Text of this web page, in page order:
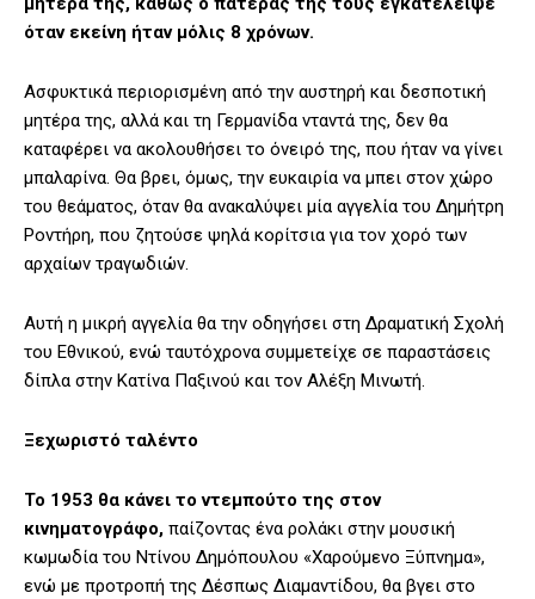
όταν εκείνη ήταν μόλις 8 χρόνων.
Ασφυκτικά περιορισμένη από την αυστηρή και δεσποτική
μητέρα της, αλλά και τη Γερμανίδα νταντά της, δεν θα
καταφέρει να ακολουθήσει το όνειρό της, που ήταν να γίνει
μπαλαρίνα. Θα βρει, όμως, την ευκαιρία να μπει στον χώρο
του θεάματος, όταν θα ανακαλύψει μία αγγελία του Δημήτρη
Ροντήρη, που ζητούσε ψηλά κορίτσια για τον χορό των
αρχαίων τραγωδιών.
Αυτή η μικρή αγγελία θα την οδηγήσει στη Δραματική Σχολή
του Εθνικού, ενώ ταυτόχρονα συμμετείχε σε παραστάσεις
δίπλα στην Κατίνα Παξινού και τον Αλέξη Μινωτή.
Ξεχωριστό ταλέντο
Το 1953 θα κάνει το ντεμπούτο της στον
κινηματογράφο, παίζοντας ένα ρολάκι στην μουσική
κωμωδία του Ντίνου Δημόπουλου «Χαρούμενο Ξύπνημα»,
ενώ με προτροπή της Δέσπως Διαμαντίδου, θα βγει στο